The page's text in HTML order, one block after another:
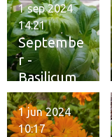
Septembe
r -
Basilicum
1 sep 2024
14:21
1 jun 2024
10:17